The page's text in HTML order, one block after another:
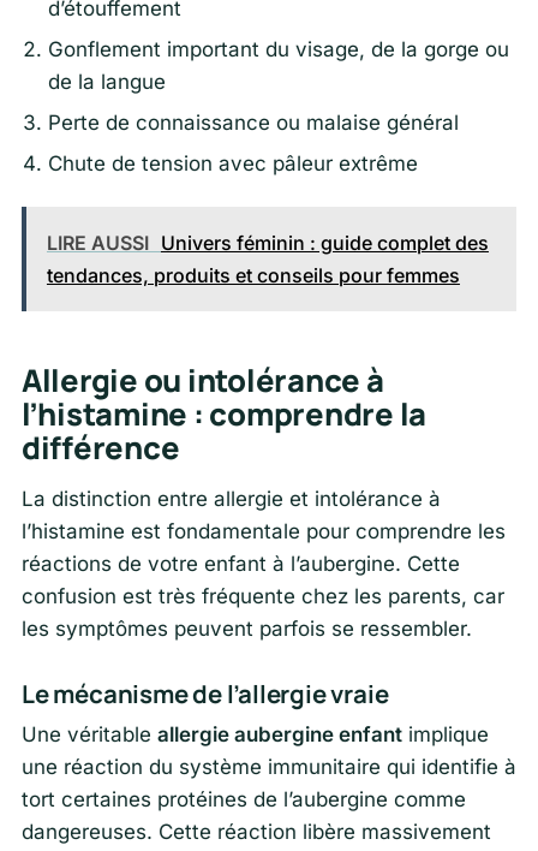
d’étouffement
Gonflement important du visage, de la gorge ou
de la langue
Perte de connaissance ou malaise général
Chute de tension avec pâleur extrême
LIRE AUSSI Univers féminin : guide complet des
tendances, produits et conseils pour femmes
Allergie ou intolérance à
l’histamine : comprendre la
différence
La distinction entre allergie et intolérance à
l’histamine est fondamentale pour comprendre les
réactions de votre enfant à l’aubergine. Cette
confusion est très fréquente chez les parents, car
les symptômes peuvent parfois se ressembler.
Le mécanisme de l’allergie vraie
Une véritable allergie aubergine enfant implique
une réaction du système immunitaire qui identifie à
tort certaines protéines de l’aubergine comme
dangereuses. Cette réaction libère massivement